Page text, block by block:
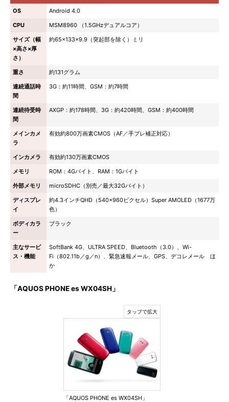
OS
Android 4.0
CPU
MSM8960 （1.5GHzデュアルコア）
サイズ（幅
×高さ×厚
さ）
約65×133×9.9（突起部を除く）ミリ
重さ
約131グラム
連続通話時
間
3G：約11時間、GSM：約7時間
連続待受時
間
AXGP：約178時間、3G：約420時間、GSM：約400時間
メインカメ
ラ
有効約800万画素CMOS（AF／手ブレ補正対応）
インカメラ
有効約130万画素CMOS
メモリ
ROM：4Gバイト、RAM：1Gバイト
外部メモリ
microSDHC（別売／最大32Gバイト）
ディスプレ
イ
約4.3インチQHD（540×960ピクセル）Super AMOLED（1677万
色）
ボディカラ
ー
ブラック
主なサービ
ス・機能
SoftBank 4G、ULTRA SPEED、Bluetooth（3.0）、Wi-
Fi（802.11b／g／n）、緊急速報メール、GPS、デコレメール ほ
か
「AQUOS PHONE es WX04SH」
「AQUOS PHONE es WX04SH」